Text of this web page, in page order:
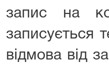
запис на
записується
відмова від